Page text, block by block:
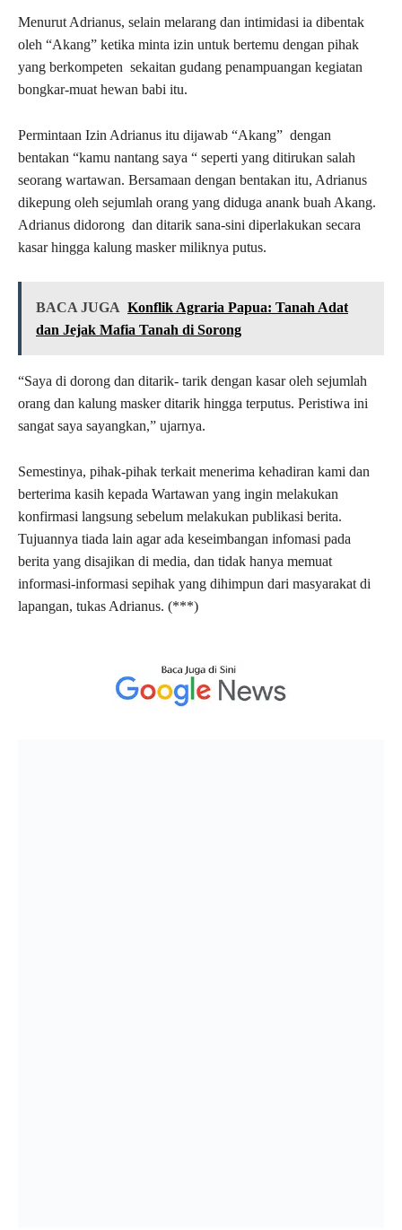
Menurut Adrianus, selain melarang dan intimidasi ia dibentak
oleh “Akang” ketika minta izin untuk bertemu dengan pihak
yang berkompeten sekaitan gudang penampuangan kegiatan
bongkar-muat hewan babi itu.
Permintaan Izin Adrianus itu dijawab “Akang” dengan
bentakan “kamu nantang saya “ seperti yang ditirukan salah
seorang wartawan. Bersamaan dengan bentakan itu, Adrianus
dikepung oleh sejumlah orang yang diduga anank buah Akang.
Adrianus didorong dan ditarik sana-sini diperlakukan secara
kasar hingga kalung masker miliknya putus.
BACA JUGA Konflik Agraria Papua: Tanah Adat
dan Jejak Mafia Tanah di Sorong
“Saya di dorong dan ditarik- tarik dengan kasar oleh sejumlah
orang dan kalung masker ditarik hingga terputus. Peristiwa ini
sangat saya sayangkan,” ujarnya.
Semestinya, pihak-pihak terkait menerima kehadiran kami dan
berterima kasih kepada Wartawan yang ingin melakukan
konfirmasi langsung sebelum melakukan publikasi berita.
Tujuannya tiada lain agar ada keseimbangan infomasi pada
berita yang disajikan di media, dan tidak hanya memuat
informasi-informasi sepihak yang dihimpun dari masyarakat di
lapangan, tukas Adrianus. (***)